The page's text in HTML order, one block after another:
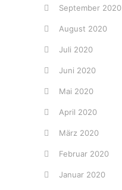
September 2020
August 2020
Juli 2020
Juni 2020
Mai 2020
April 2020
März 2020
Februar 2020
Januar 2020